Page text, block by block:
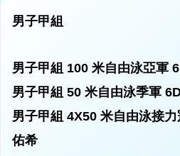
男子甲組
男子甲組 100 米自由泳亞軍
男子甲組 50 米自由泳季軍
男子甲組 4X50 米自由泳接
佑希